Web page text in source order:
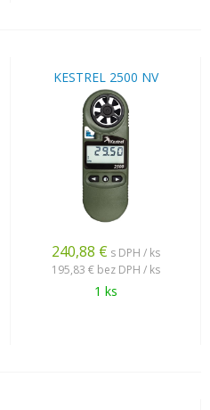
KESTREL 2500 NV
240,88 € s DPH / ks
195,83 € bez DPH / ks
1 ks